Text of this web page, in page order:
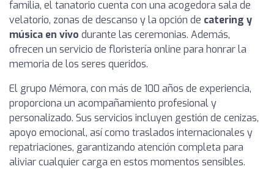
familia, el tanatorio cuenta con una acogedora sala de
velatorio, zonas de descanso y la opción de catering y
música en vivo durante las ceremonias. Además,
ofrecen un servicio de floristería online para honrar la
memoria de los seres queridos.
El grupo Mémora, con más de 100 años de experiencia,
proporciona un acompañamiento profesional y
personalizado. Sus servicios incluyen gestión de cenizas,
apoyo emocional, así como traslados internacionales y
repatriaciones, garantizando atención completa para
aliviar cualquier carga en estos momentos sensibles.